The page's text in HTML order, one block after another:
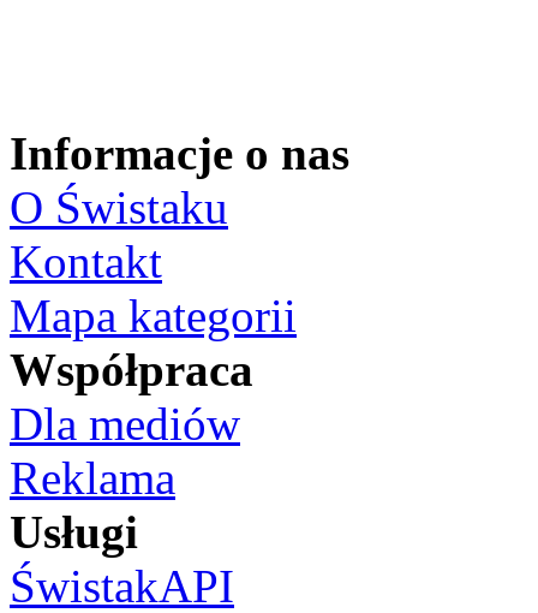
Informacje o nas
O Świstaku
Kontakt
Mapa kategorii
Współpraca
Dla mediów
Reklama
Usługi
ŚwistakAPI